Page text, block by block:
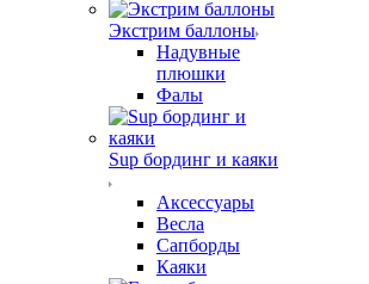
Экстрим баллоны
Надувные
плюшки
Фалы
Sup бординг и каяки
Аксессуары
Весла
Сапборды
Каяки